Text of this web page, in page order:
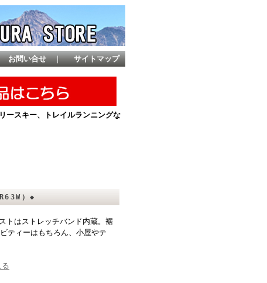
お問い合せ ｜ サイトマップ
ースキー、トレイルランニングな
）◆
トはストレッチバンド内蔵。裾
ティーはもちろん、小屋やテ